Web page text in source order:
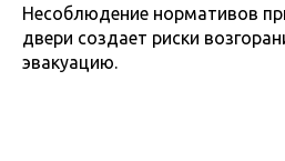
Несоблюдение нормативов
двери создает риски
эвакуацию.